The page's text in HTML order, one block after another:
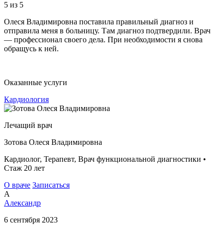
5 из 5
Олеся Владимировна поставила правильный диагноз и
отправила меня в больницу. Там диагноз подтвердили. Врач
— профессионал своего дела. При необходимости я снова
обращусь к ней.
Оказанные услуги
Кардиология
Лечащий врач
Зотова Олеся Владимировна
Кардиолог, Терапевт, Врач функциональной диагностики •
Стаж 20 лет
О враче Записаться
А
Александр
6 сентября 2023